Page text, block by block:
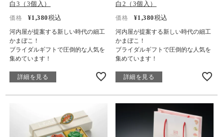
白3（3個入）
価格 ¥1,380税込
河内屋が提案する新しい時代の細工
かまぼこ！
ブライダルギフトで圧倒的な人気を
集めています！
詳細を見る
白2（3個入）
価格 ¥1,380税込
河内屋が提案する新しい時代の細工
かまぼこ！
ブライダルギフトで圧倒的な人気を
集めています！
詳細を見る